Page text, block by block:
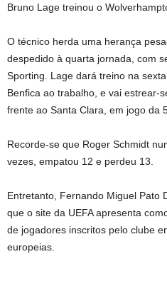
Bruno Lage treinou o
O técnico herda uma herança
despedido à quarta jornada, com
Sporting. Lage dará treino na
Benfica ao trabalho, e vai estrear-
frente ao Santa Clara, em jogo da
Recorde-se que Roger Schmidt
vezes, empatou 12 e perdeu 13.
Entretanto, Fernando Miguel Pato
que o site da UEFA apresenta
de jogadores inscritos pelo clube
europeias.